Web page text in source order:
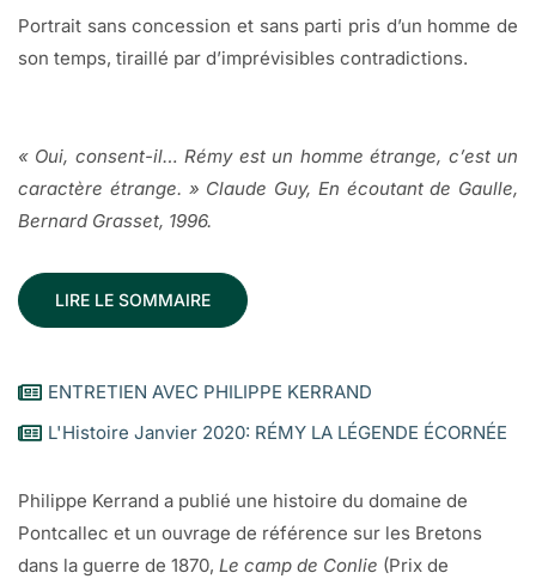
Portrait sans concession et sans parti pris d’un homme de
son temps, tiraillé par d’imprévisibles contradictions.
« Oui, consent-il… Rémy est un homme étrange, c’est un
caractère étrange. » Claude Guy, En écoutant de Gaulle,
Bernard Grasset, 1996.
LIRE LE SOMMAIRE
ENTRETIEN AVEC PHILIPPE KERRAND
L'Histoire Janvier 2020: RÉMY LA LÉGENDE ÉCORNÉE
Philippe Kerrand a publié une histoire du domaine de
Pontcallec et un ouvrage de référence sur les Bretons
dans la guerre de 1870, Le camp de Conlie (Prix de